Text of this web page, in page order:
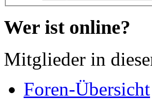
Wer ist online?
Mitglieder in
Foren-Übersicht